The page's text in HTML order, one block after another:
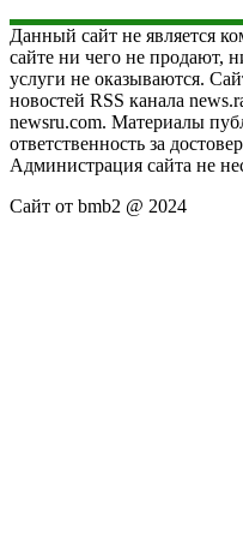
Данный сайт не является
сайте ни чего не продают,
услуги не оказываются.
новостей RSS канала
newsru.com. Материалы
ответственность за
Администрация сайта не
Сайт от bmb2 @ 2024